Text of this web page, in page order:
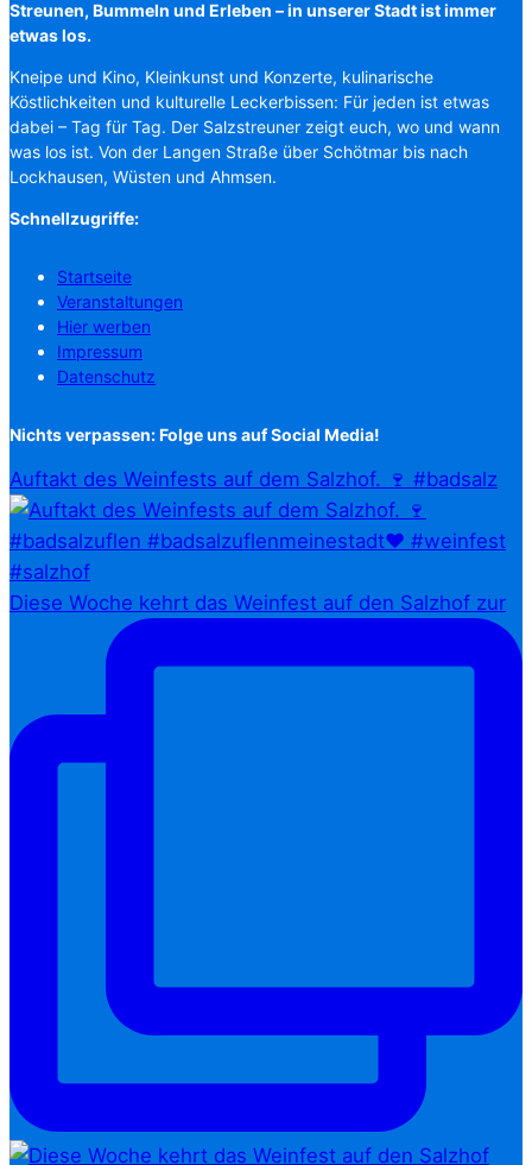
Streunen, Bummeln und Erleben – in unserer Stadt ist immer
etwas los.
Kneipe und Kino, Kleinkunst und Konzerte, kulinarische
Köstlichkeiten und kulturelle Leckerbissen: Für jeden ist etwas
dabei – Tag für Tag. Der Salzstreuner zeigt euch, wo und wann
was los ist. Von der Langen Straße über Schötmar bis nach
Lockhausen, Wüsten und Ahmsen.
Schnellzugriffe:
Startseite
Veranstaltungen
Hier werben
Impressum
Datenschutz
Nichts verpassen: Folge uns auf Social Media!
Auftakt des Weinfests auf dem Salzhof. 🍷 #badsalz
Diese Woche kehrt das Weinfest auf den Salzhof zur